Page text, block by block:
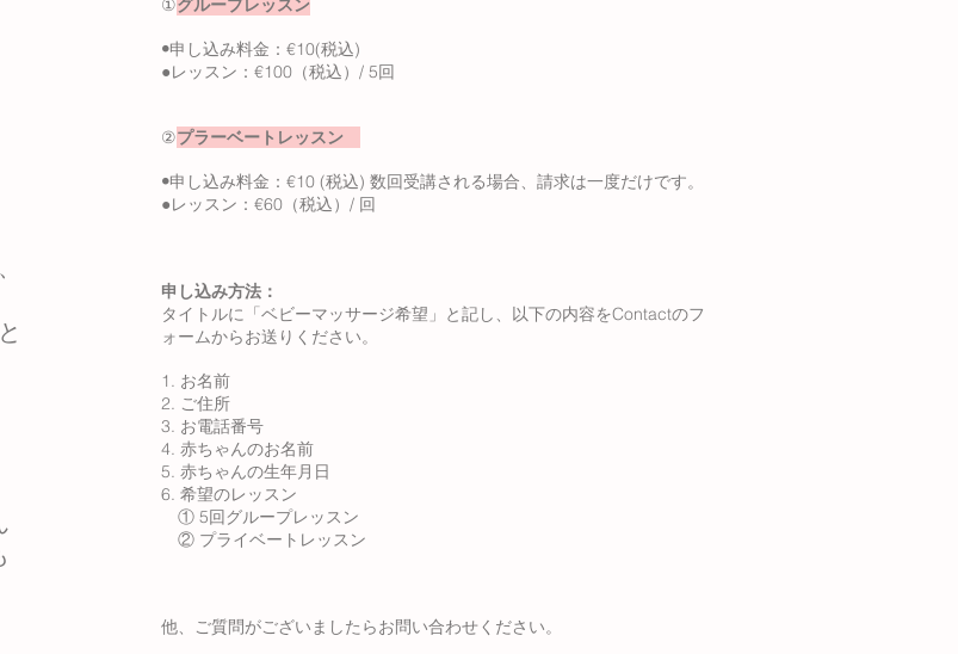
①グループレッスン
•申し込み料金：€10(税込)
●レッスン：€100（税込）/ 5回
②プラーベートレッスン
•申し込み料金：€10 (税込) 数回受講される場合、請求は一度だけです。
●レッスン：€60（税込）/ 回
申し込み方法：
タイトルに「ベビーマッサージ希望」と記し、以下の内容をContactのフ
ォームからお送りください。
1. お名前
2. ご住所
3. お電話番号
4. 赤ちゃんのお名前
5. 赤ちゃんの生年月日
6. 希望のレッスン
① 5回グループレッスン
② プライベートレッスン
​他、ご質問がございましたらお問い合わせください。